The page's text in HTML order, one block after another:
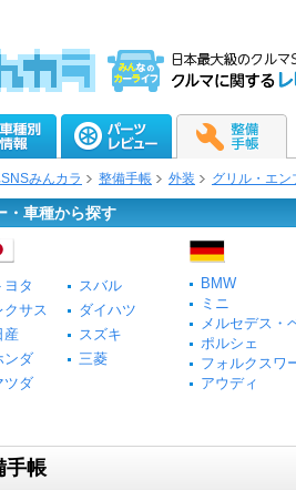
みんカラ 整備手帳 外装 グリル・エン
・車種から探す
ヨタ
クサス
産
ンダ
ツダ
スバル
ダイハツ
スズキ
三菱
BMW
ミニ
メルセデス・
ポルシェ
フォルクスワ
アウディ
手帳